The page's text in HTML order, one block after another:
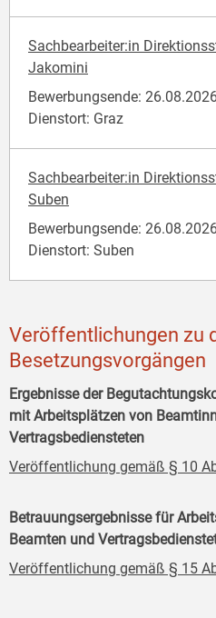
Sachbearbeiter:in
Jakomini
Bewerbungsende:
Dienstort: Graz
Sachbearbeiter:in
Suben
Bewerbungsende:
Dienstort: Suben
Veröffentlichungen zu
Besetzungsvorgängen
Ergebnisse der
mit Arbeitsplätzen von
Vertragsbediensteten
Veröffentlichung gemäß § 10
Betrauungsergebnisse für
Beamten und
Veröffentlichung gemäß § 15